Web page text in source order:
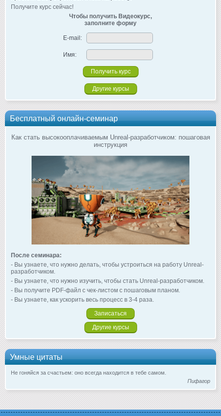
Получите курс сейчас!
Чтобы получить Видеокурс,
заполните форму
E-mail:
Имя:
Другие курсы
Бесплатный онлайн-семинар
Как стать высокооплачиваемым Unreal-разработчиком: пошаговая
инструкция
После семинара:
- Вы узнаете, что нужно делать, чтобы устроиться на работу Unreal-
разработчиком.
- Вы узнаете, что нужно изучить, чтобы стать Unreal-разработчиком.
- Вы получите PDF-файл с чек-листом с пошаговым планом.
- Вы узнаете, как ускорить весь процесс в 3-4 раза.
Записаться
Другие курсы
Умные цитаты
Не гоняйся за счастьем: оно всегда находится в тебе самом.
Пифагор